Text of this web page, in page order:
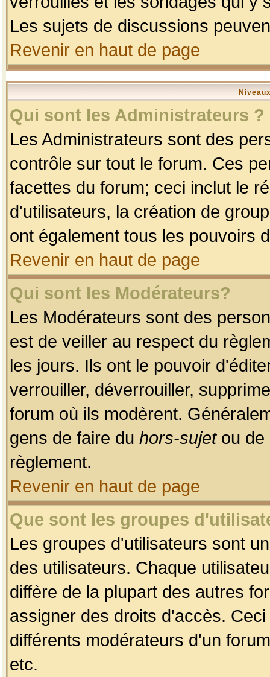
Les sujets de discussions
Revenir en haut de page
Qui sont les Administrateurs ?
Les Administrateurs sont des
contrôle sur tout le forum. Ces
facettes du forum; ceci inclut le
d'utilisateurs, la création de
ont également tous les pouvoirs
Revenir en haut de page
Qui sont les Modérateurs?
Les Modérateurs sont des
est de veiller au respect du
les jours. Ils ont le pouvoir
verrouiller, déverrouiller,
forum où ils modèrent.
gens de faire du hors-sujetou de
règlement.
Revenir en haut de page
Que sont les groupes
Les groupes d'utilisateurs sont
des utilisateurs. Chaque
diffère de la plupart des autres
assigner des droits d'accès.
différents modérateurs d'un
etc.